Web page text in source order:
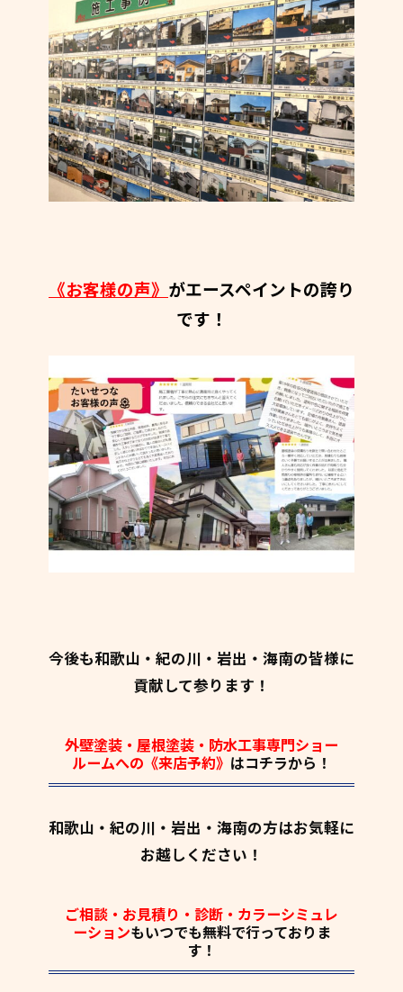
《お客様の声》 がエースペイントの誇り
です！
今後も和歌山・紀の川・岩出・海南の皆様に
貢献して参ります！
外壁塗装・屋根塗装・防水工事専門ショー
ルームへの《来店予約》 はコチラから！
和歌山・紀の川・岩出・海南の方はお気軽に
お越しください！
ご相談・お見積り・診断・カラーシミュレ
ーションもいつでも無料で行っておりま
す！